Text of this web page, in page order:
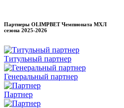
Партнеры OLIMPBET Чемпионата МХЛ
сезона 2025-2026
Титульный партнер
Генеральный партнер
Партнер